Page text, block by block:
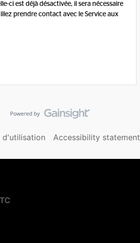
ci est déjà désactivée, il sera nécessaire
prendre contact avec le Service aux
d'utilisation Accessibility statement